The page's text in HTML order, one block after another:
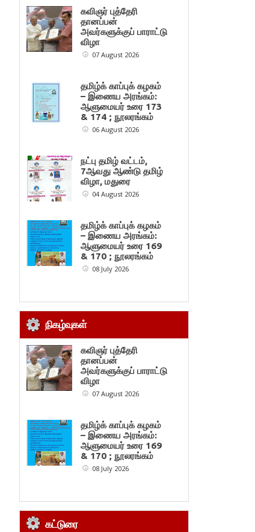
கவிஞர் புத்தேரி
தானப்பன்
அவர்களுக்குப் பாராட்டு
விழா
07 August 2026
தமிழ்க் காப்புக் கழகம்
– இணைய அரங்கம்:
ஆளுமையர் உரை 173
& 174 ; நூலரங்கம்
06 August 2026
நட்பு தமிழ் வட்டம்,
7ஆவது ஆண்டு தமிழ்
விழா, மதுரை
04 August 2026
தமிழ்க் காப்புக் கழகம்
– இணைய அரங்கம்:
ஆளுமையர் உரை 169
& 170 ; நூலரங்கம்
08 July 2026
நிகழ்வுகள்
கவிஞர் புத்தேரி
தானப்பன்
அவர்களுக்குப் பாராட்டு
விழா
07 August 2026
தமிழ்க் காப்புக் கழகம்
– இணைய அரங்கம்:
ஆளுமையர் உரை 169
& 170 ; நூலரங்கம்
08 July 2026
கட்டுரை